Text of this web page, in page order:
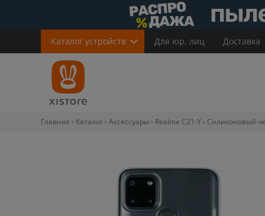
Каталог устройств Для юр. лиц Доставка
Главная Каталог Аксессуары Realme C21-Y Силиконовый